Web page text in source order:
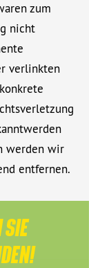
zum
nicht
verlinkten
werden wir
entfernen.
SIE